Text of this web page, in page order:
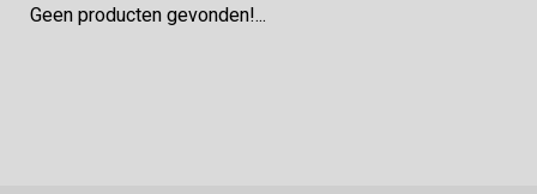
Geen producten gevonden!...